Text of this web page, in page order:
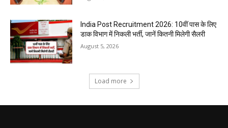
India Post Recruitment 2026: 10वीं पास के लिए
डाक विभाग में निकली भर्ती, जानें कितनी मिलेगी सैलरी
August 5, 2026
Load more